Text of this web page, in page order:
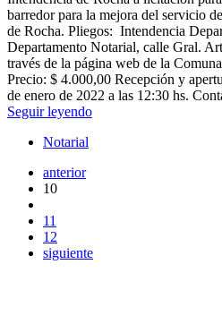
barredor para la mejora del servicio
de Rocha. Pliegos: Intendencia
Departamento Notarial, calle Gral.
través de la página web de la
Precio: $ 4.000,00 Recepción y
de enero de 2022 a las 12:30 hs.
Seguir leyendo
Notarial
anterior
10
11
12
siguiente